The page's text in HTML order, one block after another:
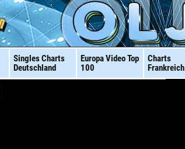
Singles Charts
Deutschland
Europa VideoTop
100
Charts
Frankreich